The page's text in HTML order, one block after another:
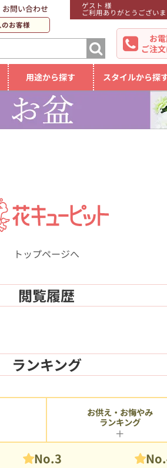
ゲスト 様
ご利用ありがとうございま
お問い合わせ
お客様
お
ご注
用途から探す スタイルから探
トップページへ
閲覧履歴
ランキング
No.3
お供え・お悔やみ
ランキング